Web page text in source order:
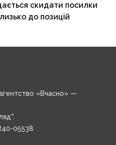
скидати посилки
до позицій
«Вчасно» —
05538